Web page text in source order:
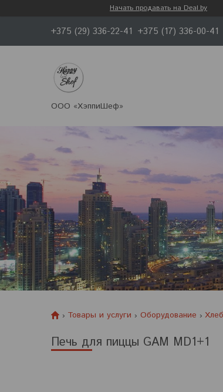
Начать продавать на Deal.by
+375 (29) 336-22-41 +375 (17) 336-00-41
ООО «ХэппиШеф»
Товары и услуги Оборудование
Печь для пиццы GAM MD1+1